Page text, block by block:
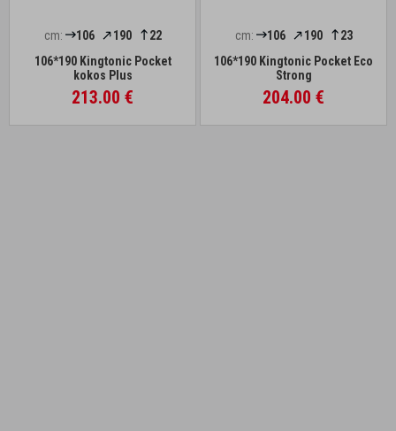
cm: 106 190
22
106*190 Kingtonic Pocket
kokos Plus
213.00 €
cm: 106 190
23
106*190 Kingtonic Pocket Eco
Strong
204.00 €